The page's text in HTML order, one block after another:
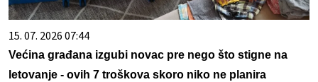
15. 07. 2026 07:44
Većina građana izgubi novac pre nego što stigne na
letovanje - ovih 7 troškova skoro niko ne planira